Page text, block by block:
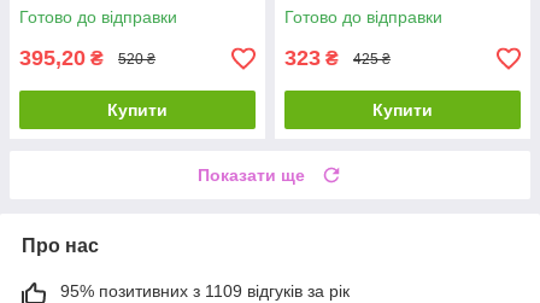
Готово до відправки
395,20 ₴ 520 ₴
Купити
Готово до відправки
323 ₴ 425 ₴
Купити
Показати ще
Про нас
95% позитивних з 1109 відгуків за рік